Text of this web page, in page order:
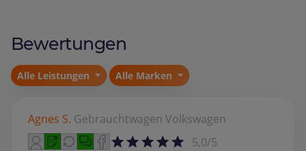
Bewertungen
Alle Leistungen Alle Marken
Agnes S. Gebrauchtwagen Volkswagen
5,0/5